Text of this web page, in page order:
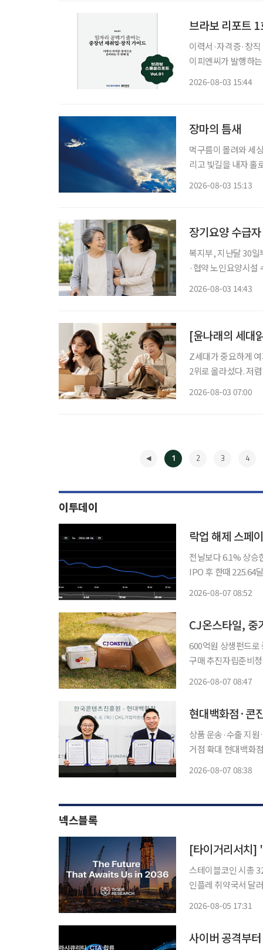
브라보 리포트
이력서·자격증·창직
이피엔씨가 발행하
2026-08-03 15:44
장마의 틈새
먹구름이 몰려와 세상을 덮고 지루
리고 빛길을 내자 홀로 떠 있던 조각구름은
2026-08-03 15:13
장기요양 수급
복지부, 지난달 30일
·협약 노인요양시설
2026-08-03 14:43
[윤나래의 세대
Z세대가 중요하게
2위로 올라섰다. 저
2026-08-03 07:00
1 2 3 4
이투데이
락업 해제 스페
전날보다 6.1% 상승
IPO 후 한때 225.64달
2026-08-07 08:52
CJ온스타일, 중
600억원 상생펀드로
구매 추진자립준비청년 상품
2026-08-07 08:47
현대백화점·콘
상품 운송·수출 지
거점 확대 현대백화점이 한국콘텐츠진흥원(콘진원)과 협력해 국내 패션 디자이너 브랜드의
2026-08-07 08:38
넥스블록
스테이블코인 시총
인플레 취약국서 달
2026-08-05 17:31
사이버 공격부